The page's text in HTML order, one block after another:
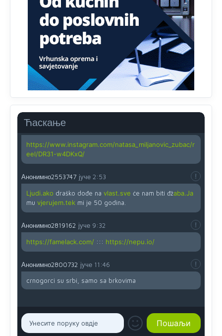
Ћаскање
zahtjeva optičkih skenera.
Анонимно2818605 јуче
11:45
Ovo pravilo jeste unijelo opravdan strah, posebno kada
su u pitanju starije osobe, osobe sa slabijim vidom ili
drhtavom rukom
Анонимно2819033 јуче 12:24
Yes,nekada je bila corava kutija za IZBORE a danas su
coravi biraci.
Анонимно2819162
https://www.instagram.com/natasa_miljanovic_zubac/r
eel/DR31-w4DKxQ/
Анонимно2553747 јуче 2:53
Ljudi.ako draško dođe na vlast.sve će nam biti đžaba.Ja
mu vjerujem.tek mi je 50 godina.
Анонимно2819162 јуче 9:32
https://famelack.com/ ::: https://nepu.io/
Анонимно2800732 јуче 11:46
crnogorci su srbi, samo sa brkovima